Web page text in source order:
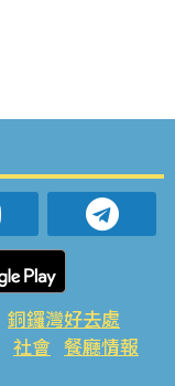
銅鑼灣好去處
社會 餐廳情報